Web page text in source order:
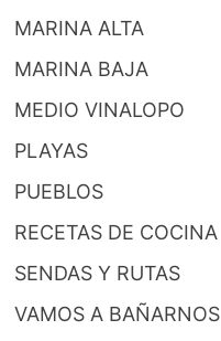
MARINA ALTA
MARINA BAJA
MEDIO VINALOPO
PLAYAS
PUEBLOS
RECETAS DE COCINA
SENDAS Y RUTAS
VAMOS A BAÑARNOS